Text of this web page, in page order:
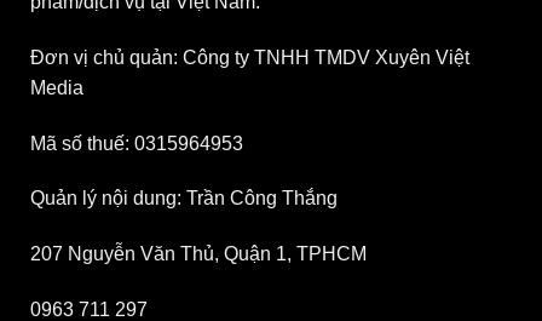
Đơn vị chủ quản: Công ty TNHH TMDV Xuyên Việt
Media
Mã số thuế: 0315964953
Quản lý nội dung: Trần Công Thắng
207 Nguyễn Văn Thủ, Quận 1, TPHCM
0963 711 297